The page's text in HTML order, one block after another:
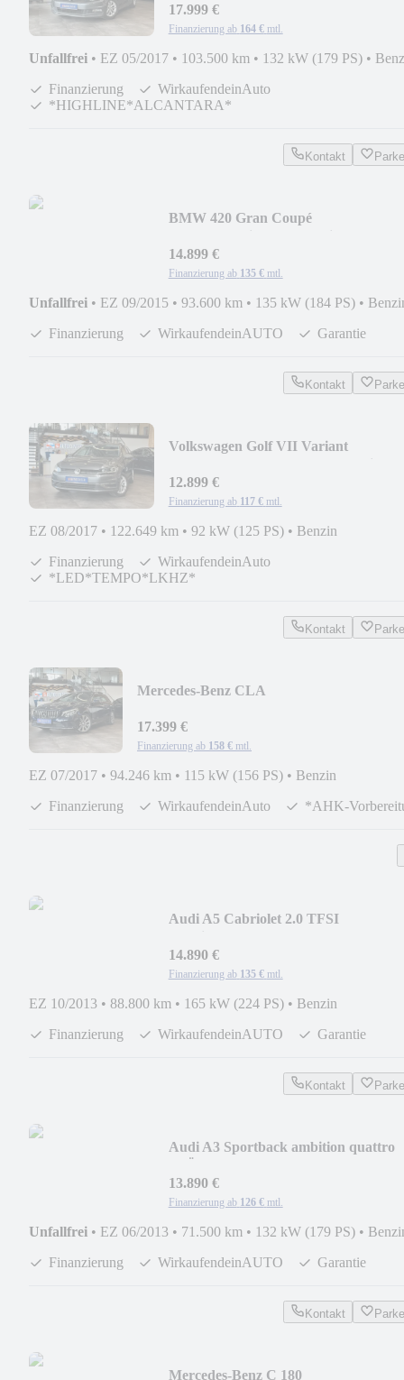
HAND*
17.999 €
Finanzierung ab 164 € mtl.
Unfallfrei • EZ 05/2017 • 103.500 km • 132 kW (179 PS) •
Finanzierung
WirkaufendeinAuto
*HIGHLINE*ALCANTARA*
Kontakt
BMW 420 Gran Coupé
14.899 €
Finanzierung ab 135 € mtl.
Unfallfrei • EZ 09/2015 • 93.600 km • 135 kW (184 PS) •
Finanzierung
WirkaufendeinAUTO Garantie
Kontakt
Volkswagen Golf VII Variant
12.899 €
Finanzierung ab 117 € mtl.
EZ 08/2017 • 122.649 km • 92 kW (125 PS) • Benzin
Finanzierung
WirkaufendeinAuto
*LED*TEMPO*LKHZ*
Kontakt
Mercedes-Benz CLA
17.399 €
Finanzierung ab 158 € mtl.
EZ 07/2017 • 94.246 km • 115 kW (156 PS) • Benzin
Finanzierung
WirkaufendeinAuto *AHK-
Audi A5 Cabriolet 2.0 TFSI
14.890 €
Finanzierung ab 135 € mtl.
EZ 10/2013 • 88.800 km • 165 kW (224 PS) • Benzin
Finanzierung
WirkaufendeinAUTO Garantie
Kontakt
Audi A3 Sportback ambition quattro
13.890 €
Finanzierung ab 126 € mtl.
Unfallfrei • EZ 06/2013 • 71.500 km • 132 kW (179 PS) •
Finanzierung
WirkaufendeinAUTO Garantie
Kontakt
Mercedes-Benz C 180